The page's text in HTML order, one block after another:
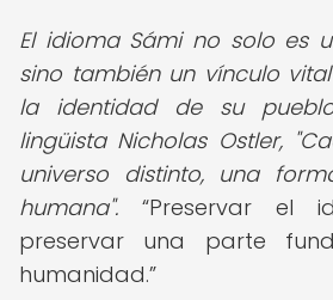
El idioma Sámi no solo es
sino también un vínculo
la identidad de su
lingüista Nicholas Ostler,
universo distinto, una
humana".
Preservar el
preservar una parte
humanidad.